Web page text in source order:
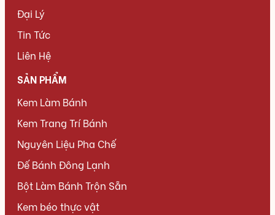
Đại Lý
Tin Tức
Liên Hệ
SẢN PHẨM
Kem Làm Bánh
Kem Trang Trí Bánh
Nguyên Liệu Pha Chế
Đế Bánh Đông Lạnh
Bột Làm Bánh Trộn Sẵn
Kem béo thực vật